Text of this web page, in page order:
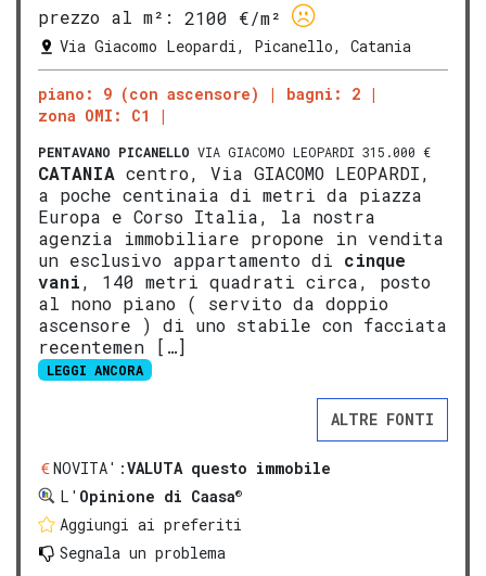
prezzo al m²:
2100 €/m²
Via Giacomo Leopardi, Picanello, Catania
piano: 9 (con ascensore)
bagni: 2
zona OMI: C1
PENTAVANO PICANELLO VIA GIACOMO LEOPARDI 315.000 €
CATANIA centro, Via GIACOMO LEOPARDI,
a poche centinaia di metri da piazza
Europa e Corso Italia, la nostra
agenzia immobiliare propone in vendita
un esclusivo appartamento di cinque
vani, 140 metri quadrati circa, posto
al nono piano ( servito da doppio
ascensore ) di uno stabile con facciata
recentemen […]
LEGGI ANCORA
ALTRE FONTI
NOVITA':VALUTA questo immobile
L' Opinione di Caasa®
Aggiungi ai preferiti
Segnala un problema